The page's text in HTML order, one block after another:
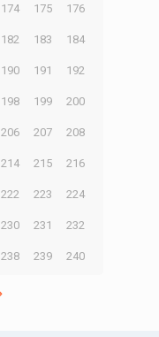
174 175 176
182 183 184
190 191 192
198 199 200
206 207 208
214 215 216
222 223 224
230 231 232
238 239 240